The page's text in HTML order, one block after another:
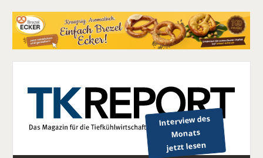
Interview des
Monats
jetzt lesen